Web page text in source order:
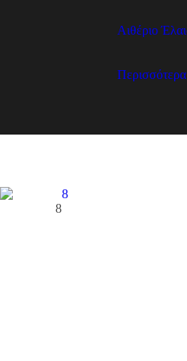
Αιθέριο
Περισσότερα
8